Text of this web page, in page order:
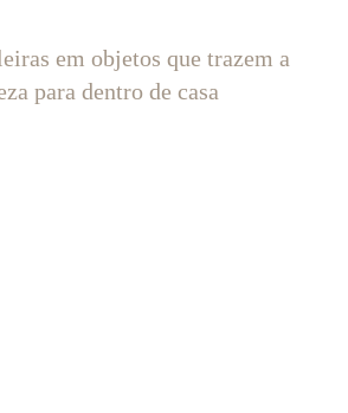
em objetos que trazem a
para dentro de casa